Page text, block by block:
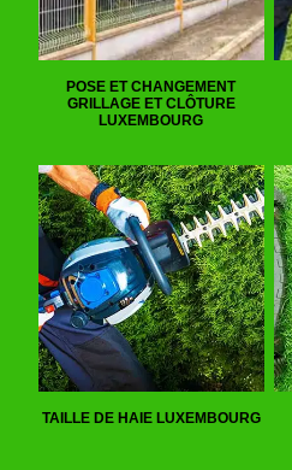
POSE ET CHANGEMENT
GRILLAGE ET CLÔTURE
LUXEMBOURG
TAILLE DE HAIE LUXEMBOURG